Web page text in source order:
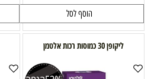
הוסף לסל
ליקופן 30 כמוסות רכות אלטמן